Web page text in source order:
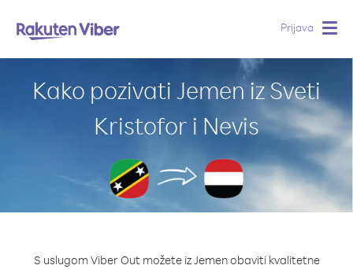
Prijava
Kako pozivati Jemen iz Sveti
Kristofor i Nevis
S uslugom Viber Out možete iz Jemen obaviti kvalitetne